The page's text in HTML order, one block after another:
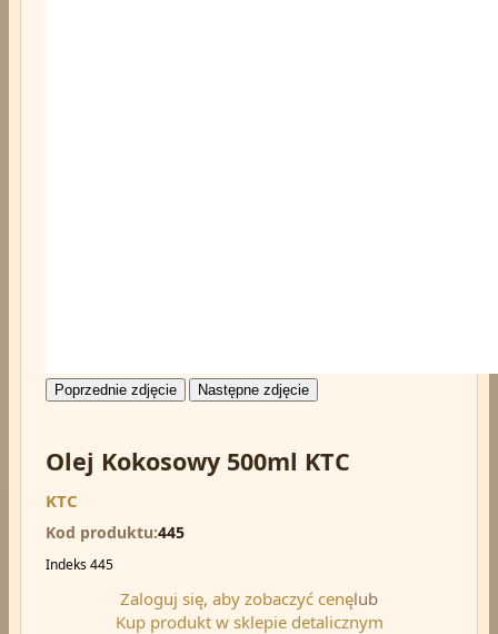
Poprzednie zdjęcie Następne zdjęcie
Olej Kokosowy 500ml KTC
KTC
Kod produktu 445
Indeks 445
Zaloguj się, aby zobaczyć cenęlub
Kup produkt w sklepie detalicznym